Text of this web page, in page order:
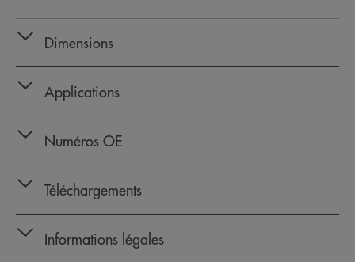
Dimensions
Applications
Numéros OE
Téléchargements
Informations légales